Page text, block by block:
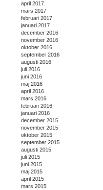
april 2017
mars 2017
februari 2017
januari 2017
december 2016
november 2016
oktober 2016
september 2016
augusti 2016
juli 2016
juni 2016
maj 2016
april 2016
mars 2016
februari 2016
januari 2016
december 2015
november 2015
oktober 2015
september 2015
augusti 2015
juli 2015
juni 2015
maj 2015
april 2015
mars 2015